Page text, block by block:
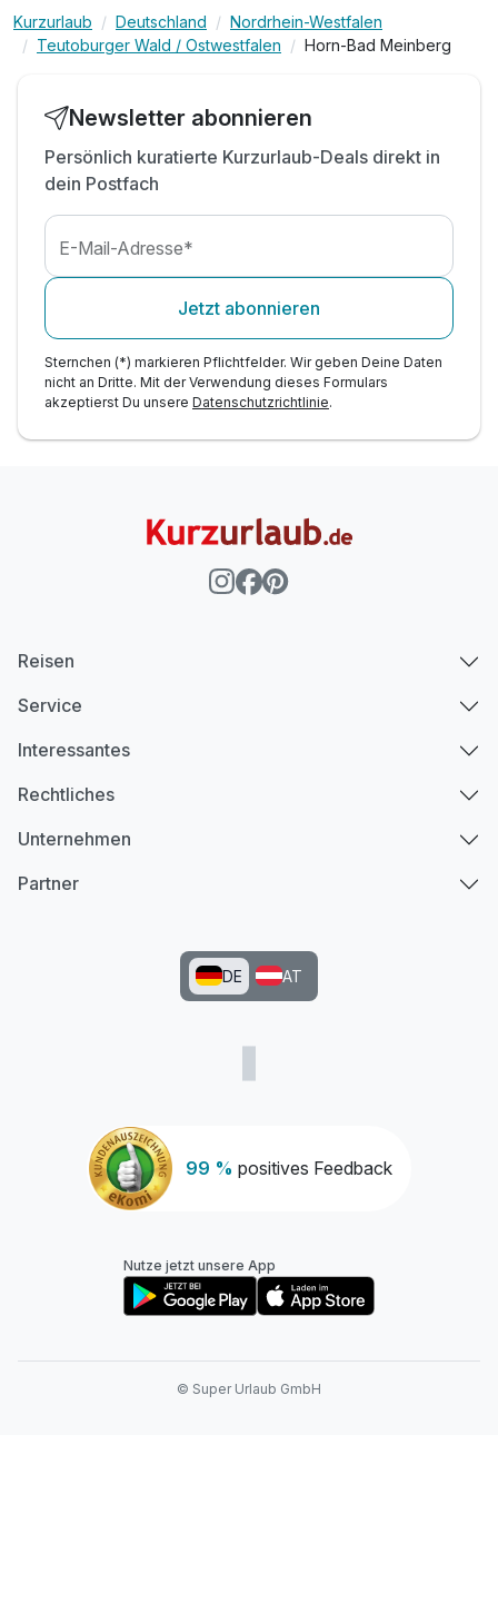
inkl. Kaffee & Tee auf dem Zimmer
inkl. umfangreiches Kartenmaterial
Welcome Drink
Kurzurlaub Deutschland
Nordrhein-Westfalen
Teutoburger Wald / Ostwestfalen
Horn-Bad Meinberg
Newsletter abonnieren
Persönlich kuratierte Kurzurlaub-Deals direkt in
dein Postfach
E-Mail-Adresse*
Jetzt abonnieren
Sternchen (*) markieren Pflichtfelder. Wir geben Deine Daten
nicht an Dritte. Mit der Verwendung dieses Formulars
akzeptierst Du unsere Datenschutzrichtlinie.
99 % positives Feedback
Reisen
Service
Interessantes
Rechtliches
Unternehmen
Partner
DE AT
Nutze jetzt unsere App
© Super Urlaub GmbH